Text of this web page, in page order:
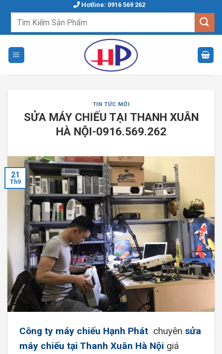
content
Hotline: 0916 569 262
Tìm
TIN TỨC MỚI
SỬA MÁY CHIẾU TẠI THANH XUÂN
HÀ NỘI-0916.569.262
21
Th9
Công ty máy chiếu Hạnh Phát chuyên sửa
máy chiếu tại Thanh Xuân Hà Nội giá